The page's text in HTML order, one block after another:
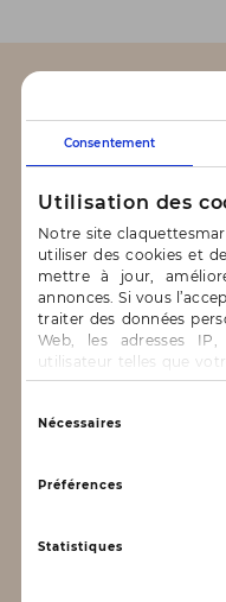
Consentement
Utilisation des
Notre site
utiliser des cookies et
mettre à jour,
annonces. Si vous
traiter des données
Web, les adresses
utilisateur telles que
Vous avez le choix
utilisations, de «
de sélectionner vos
de cookie en cliquant
options. Vous pouvez à
Nécessaires
Préférences
Statistiques
CLAQUETTES
Blog
CONTACT &
FAQ
Nous contacter
INFORMATIONS
Mentions légales
Données